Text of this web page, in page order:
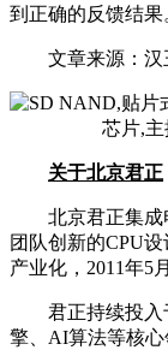
到正确的反馈结果
文章来源：汉
关于北京君正
北京君正集成电
团队创新的CPU
产业化，2011年5
君正持续投入于
擎、AI算法等核